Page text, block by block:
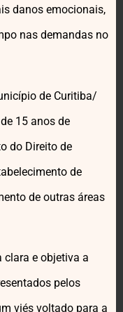
danos emocionais,
nas demandas no
de Curitiba/
15 anos de
do Direito de
de
de outras áreas
clara e objetiva a
pelos
viés voltado para a